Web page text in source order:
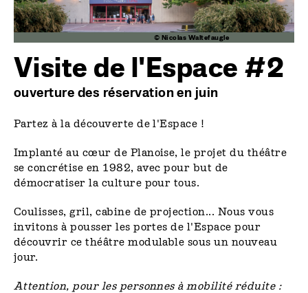
© Nicolas Waltefaugle
Visite de l'Espace #2
ouverture des réservation en juin
Partez à la découverte de l'Espace !
Implanté au cœur de Planoise, le projet du théâtre
se concrétise en 1982, avec pour but de
démocratiser la culture pour tous.
Coulisses, gril, cabine de projection... Nous vous
invitons à pousser les portes de l'Espace pour
découvrir ce théâtre modulable sous un nouveau
jour.
Attention, pour les personnes à mobilité réduite :